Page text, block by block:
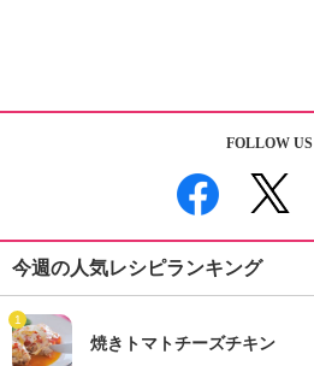
FOLLOW US
今週の人気レシピランキング
1
焼きトマトチーズチキン